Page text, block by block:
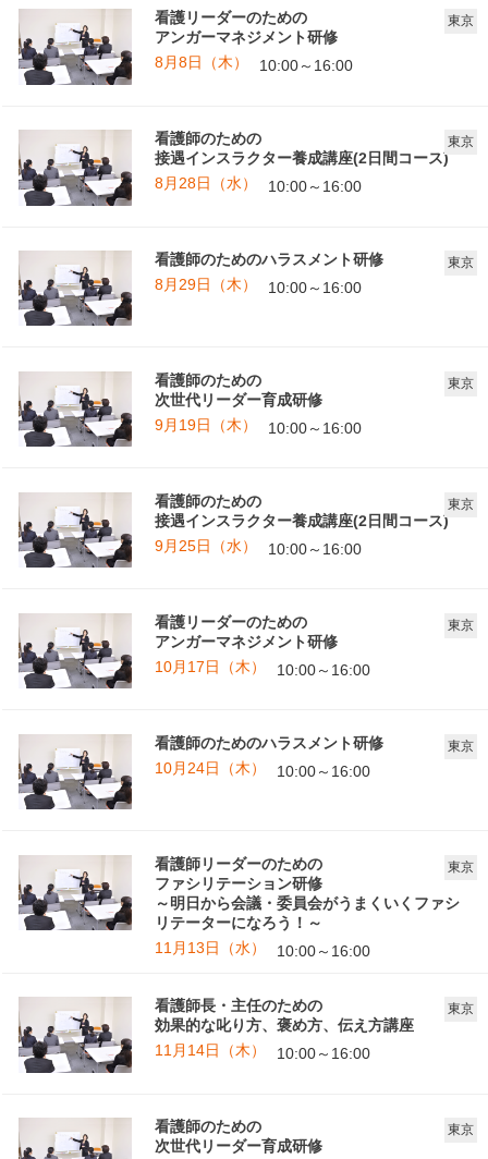
看護リーダーのための
アンガーマネジメント研修
8月8日（木）
東京
10:00～16:00
看護師のための
接遇インスラクター養成講座(2日間コース)
8月28日（水）
東京
10:00～16:00
看護師のためのハラスメント研修
8月29日（木）
東京
10:00～16:00
看護師のための
次世代リーダー育成研修
9月19日（木）
東京
10:00～16:00
看護師のための
接遇インスラクター養成講座(2日間コース)
9月25日（水）
東京
10:00～16:00
看護リーダーのための
アンガーマネジメント研修
10月17日（木）
東京
10:00～16:00
看護師のためのハラスメント研修
10月24日（木）
東京
10:00～16:00
看護師リーダーのための
ファシリテーション研修
～明日から会議・委員会がうまくいくファシ
リテーターになろう！～
11月13日（水）
東京
10:00～16:00
看護師長・主任のための
効果的な叱り方、褒め方、伝え方講座
11月14日（木）
東京
10:00～16:00
看護師のための
次世代リーダー育成研修
東京